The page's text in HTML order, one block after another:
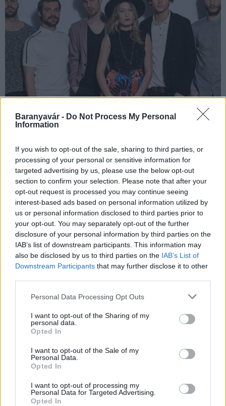
Baranyavár - Do Not Process My Personal
Information
If you wish to opt-out of the sale, sharing to third parties, or
processing of your personal or sensitive information for
targeted advertising by us, please use the below opt-out
section to confirm your selection. Please note that after your
opt-out request is processed you may continue seeing
interest-based ads based on personal information utilized by
us or personal information disclosed to third parties prior to
your opt-out. You may separately opt-out of the further
disclosure of your personal information by third parties on the
IAB’s list of downstream participants. This information may
also be disclosed by us to third parties on the IAB’s List of
Downstream Participants that may further disclose it to other
Please note that this website/app uses one or more Google
not limited to your visit or usage behaviour. You may click to
grant or deny consent to Google and its third-party tags to
use your data for below specified purposes in below Google
consent section.
Personal Data Processing Opt Outs
I want to opt-out of the Sharing of my
personal data.
Opted In
I want to opt-out of the Sale of my
Personal Data.
Opted In
I want to opt-out of processing my
Personal Data for Targeted Advertising.
Opted In
Klub visszatérő fellépői. Részesei voltak a jubileumi 10. Fishing
on Orfű fesztiválnak, harmadik alkalommal álltak a
nagyszínpadon, de a Sziget, Campus, VOLT, EFOTT, Fezen és
Strand fesztiválok fellépőinek sorában is kiemelt helyük van.
Ismét Konyha koncert
2025.07.24
Kultúra
A háromfős Konyha dalait senkinek nem kell bemutatni:
Százszor visszajátszott című számuk épp harmadvirágzását éli